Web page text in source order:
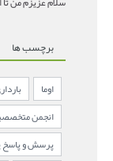
برچسب ها
اوما
انجمن
پرسش و